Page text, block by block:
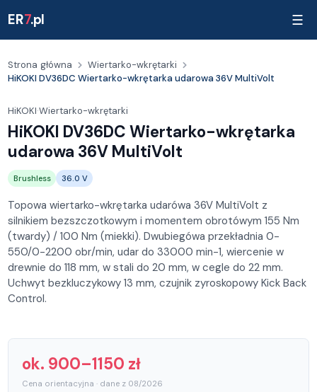
ER7.pl ☰
Strona główna
Wiertarko-wkrętarki
HiKOKI DV36DC Wiertarko-wkrętarka udarowa 36V MultiVolt
HiKOKI·Wiertarko-wkrętarki
HiKOKI DV36DC Wiertarko-wkrętarka
udarowa 36V MultiVolt
Brushless 36.0 V
Topowa wiertarko-wkrętarka udarówa 36V MultiVolt z
silnikiem bezszczotkowym i momentem obrotówym 155 Nm
(twardy) / 100 Nm (miekki). Dwubiegówa przekładnia 0-
550/0-2200 obr/min, udar do 33000 min-1, wiercenie w
drewnie do 118 mm, w stali do 20 mm, w cegle do 22 mm.
Uchwyt bezkluczykowy 13 mm, czujnik zyroskopowy Kick Back
Control.
ok. 900–1150 zł
Cena orientacyjna · dane z 08/2026